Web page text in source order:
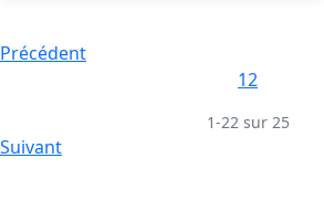
Précédent
12
1-22 sur 25
Suivant